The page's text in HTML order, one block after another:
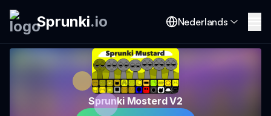
Sprunki.io Nederlands
Sprunki Mosterd V2